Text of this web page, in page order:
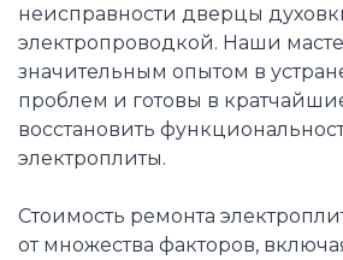
неисправности дверцы
электропроводкой. Наши
значительным опытом в
проблем и готовы в
восстановить
электроплиты.
Стоимость ремонта
от множества факторов,